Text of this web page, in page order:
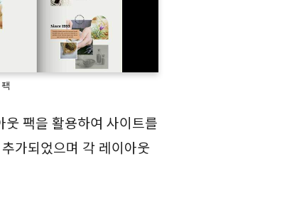
팩을 활용하여 사이트를
가되었으며 각 레이아웃